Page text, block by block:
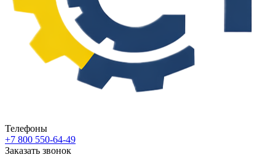
Телефоны
+7 800 550-64-49
Заказать звонок